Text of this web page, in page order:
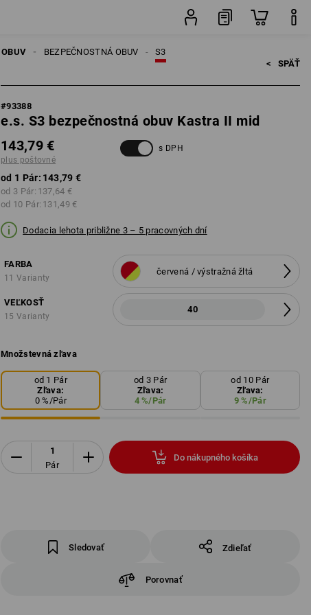
OBUV S3
BEZPEČNOSTNÁ OBUV
< SPÄŤ
#93388
e.s. S3 bezpečnostná obuv Kastra II mid
143,79 €
plus poštovné
s DPH
od 1 Pár: 143,79 €
od 3 Pár: 137,64 €
od 10 Pár: 131,49 €
Dodacia lehota približne 3 – 5 pracovných dní
FARBA
11 Varianty
červená / výstražná žltá
VEĽKOSŤ
15 Varianty
40
Množstevná zľava
od 1 Pár
Zľava:
0 %/Pár
od 3 Pár
Zľava:
4%/Pár
od 10 Pár
Zľava:
9 %/Pár
Pár
Do nákupného košíka
Sledovať Zdieľať
Porovnať